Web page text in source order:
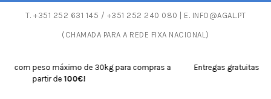
T. +351 252 631 145 / +351 252 240 080 | E. INFO@AGAL.PT
(CHAMADA PARA A REDE FIXA NACIONAL)
peso máximo de 30kg para compras a
partir de100€!
Entregas gratuitas com